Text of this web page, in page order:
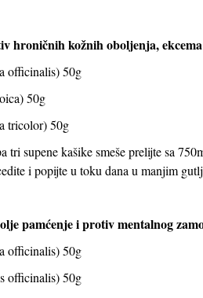
hroničnih kožnih oboljenja,
officinalis) 50g
50g
tricolor) 50g
tri supene kašike smeše prelijte sa
i popijte u toku dana u manjim
pamćenje i protiv mentalnog
officinalis) 50g
officinalis) 50g